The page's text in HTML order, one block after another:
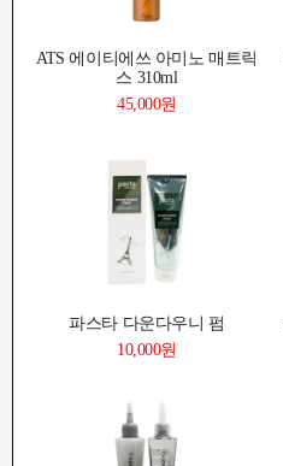
ATS 에이티에쓰 아미노 매트릭
스 310ml
45,000원
파스타 다운다우니 펌
10,000원